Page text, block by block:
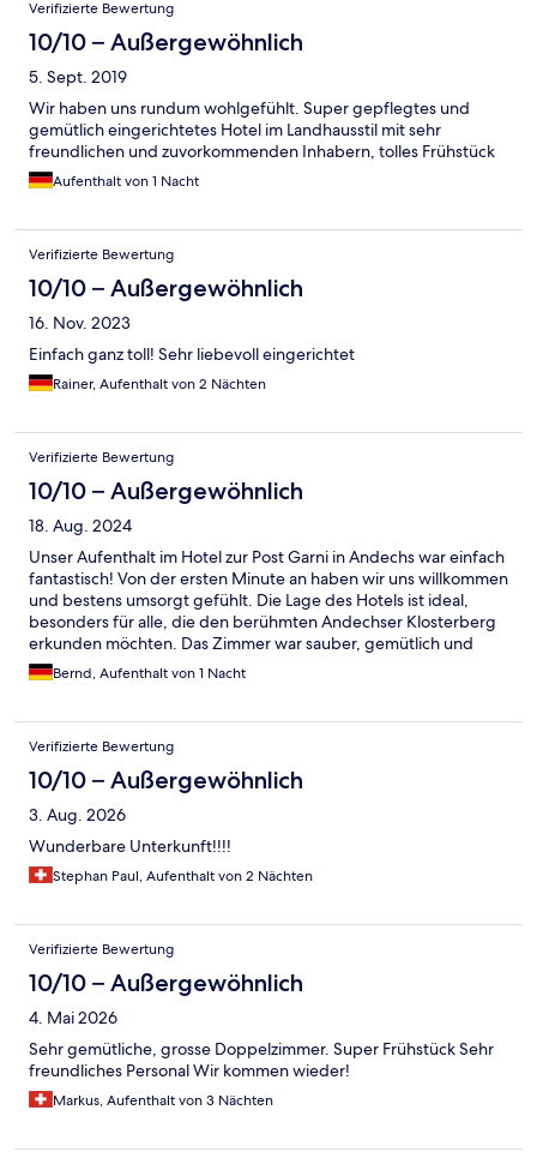
Verifizierte Bewertung
10/10 – Außergewöhnlich
5. Sept. 2019
Wir haben uns rundum wohlgefühlt. Super gepflegtes und
gemütlich eingerichtetes Hotel im Landhausstil mit sehr
freundlichen und zuvorkommenden Inhabern, tolles Frühstück
Aufenthalt von 1 Nacht
Verifizierte Bewertung
10/10 – Außergewöhnlich
16. Nov. 2023
Einfach ganz toll! Sehr liebevoll eingerichtet
Rainer, Aufenthalt von 2 Nächten
Verifizierte Bewertung
10/10 – Außergewöhnlich
18. Aug. 2024
Unser Aufenthalt im Hotel zur Post Garni in Andechs war einfach
fantastisch! Von der ersten Minute an haben wir uns willkommen
und bestens umsorgt gefühlt. Die Lage des Hotels ist ideal,
besonders für alle, die den berühmten Andechser Klosterberg
erkunden möchten. Das Zimmer war sauber, gemütlich und
stilvoll eingerichtet. Man merkt sofort, dass hier viel Wert auf
Details gelegt wird. Besonders begeistert waren wir von dem
Erkundungen einen erholsamen Schlaf beschert hat. Das
Frühstück war ein absolutes Highlight! Die Auswahl war groß
und alles war frisch und lecker. Der Service war ebenfalls
herausragend – das Personal war immer freundlich,
zuvorkommend und stand uns mit Rat und Tat zur Seite. Ein
weiterer Pluspunkt ist die idyllische Umgebung. Der Biergarten
des Hotels ist ein Traum, besonders an lauen Sommerabenden.
Hier lässt es sich wunderbar entspannen und das bayerische
Hotel zur Post Garni in Andechs unvergesslich. Wir kommen auf
jeden Fall wieder und können dieses charmante Hotel jedem
Bernd, Aufenthalt von 1 Nacht
Verifizierte Bewertung
10/10 – Außergewöhnlich
3. Aug. 2026
Wunderbare Unterkunft!!!!
Stephan Paul, Aufenthalt von 2 Nächten
Verifizierte Bewertung
10/10 – Außergewöhnlich
4. Mai 2026
Sehr gemütliche, grosse Doppelzimmer. Super Frühstück Sehr
freundliches Personal Wir kommen wieder!
Markus, Aufenthalt von 3 Nächten